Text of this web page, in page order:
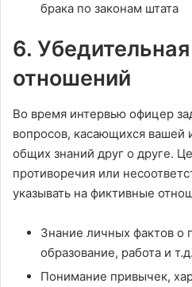
брака по законам штата
6.
отношений
Во время интервью офицер
вопросов, касающихся вашей
общих знаний друг о друге.
противоречия или
указывать на фиктивные
Знание личных фактов о
образование, работа и т.д.
Понимание привычек,